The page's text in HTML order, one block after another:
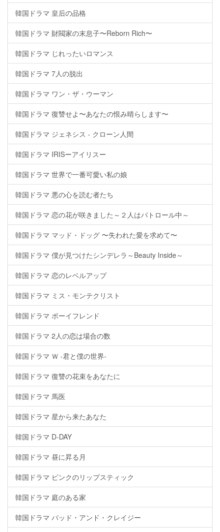
韓国ドラマ 皇后の品格
韓国ドラマ 財閥家の末息子〜Reborn Rich〜
韓国ドラマ じれったいロマンス
韓国ドラマ 7人の脱出
韓国ドラマ ワン・ザ・ウーマン
韓国ドラマ 復讐せよ〜あなたの恨み晴らします〜
韓国ドラマ ジェネシス - クローン人間
韓国ドラマ IRISーアイリスー
韓国ドラマ 世界で一番可愛い私の娘
韓国ドラマ 悪の心を読む者たち
韓国ドラマ 恋の花が咲きました～２人はパトロール中～
韓国ドラマ マッド・ドッグ 〜失われた愛を求めて〜
韓国ドラマ 僕が見つけたシンデレラ～Beauty Inside～
韓国ドラマ 恋のレベルアップ
韓国ドラマ ミス・モンテクリスト
韓国ドラマ ボーイフレンド
韓国ドラマ 2人の恋は場合の数
韓国ドラマ Ｗ -君と僕の世界-
韓国ドラマ 復讐の花束をあなたに
韓国ドラマ 馬医
韓国ドラマ 星から来たあなた
韓国ドラマ D-DAY
韓国ドラマ 昼に昇る月
韓国ドラマ ピンクのリップスティック
韓国ドラマ 庭のある家
韓国ドラマ バッド・アンド・クレイジー